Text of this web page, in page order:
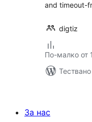
and timeout-
digtiz
По-малко от
За нас